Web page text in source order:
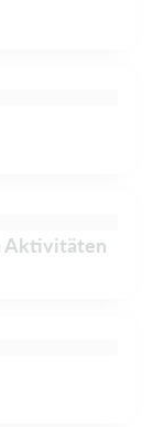
Aktivitäten